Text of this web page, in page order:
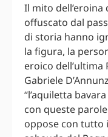
Il mito dell’eroina
offuscato dal
di storia hanno
la figura, la
eroico dell’ultima
Gabriele
“l’aquiletta
con queste
oppose con tutto